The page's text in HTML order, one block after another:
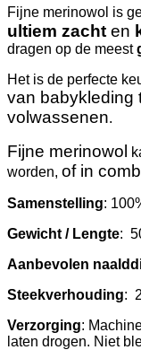
Fijne merinowol is
ultiem zacht en
dragen op de meest
Het is de perfecte
van babykleding
volwassenen.
Fijne merinowol
worden, of in
Samenstelling:
Gewicht / Lengte:
Aanbevolen
Steekverhouding:
Verzorging:
laten drogen. Niet